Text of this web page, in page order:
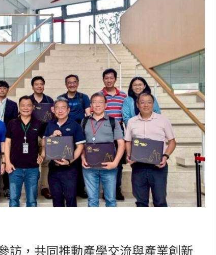
訪，共同推動產學交流與產業創新